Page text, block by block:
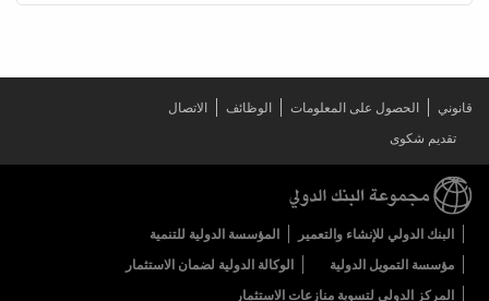
قانوني الحصول على المعلومات الوظائف
الاتصال
تقديم شكوى
البنك الدولي للإنشاء والتعمير
المؤسسة الدولية للتنمية
مؤسسة التمويل الدولية
الوكالة الدولية لضمان الاستثمار
المركز الدولي لتسوية منازعات الاستثمار